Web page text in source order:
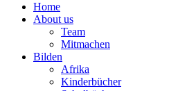
Home
About us
Team
Mitmachen
Bilden
Afrika
Kinderbücher